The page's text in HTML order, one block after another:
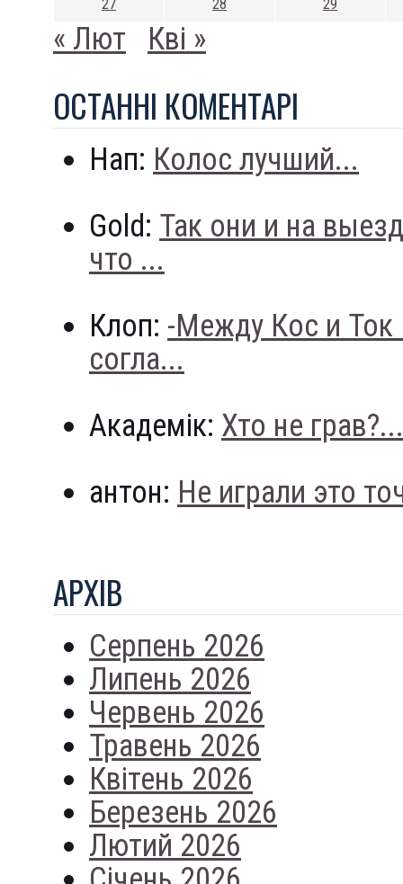
27 28 29
« Лют Кві »
ОСТАННI КОМЕНТАРI
Нап: Колос лучший...
Gold: Так они и на
что ...
Клоп: -Между Кос и
согла...
Академік: Хто не грав?...
антон: Не играли это
АРХIВ
Серпень 2026
Липень 2026
Червень 2026
Травень 2026
Квітень 2026
Березень 2026
Лютий 2026